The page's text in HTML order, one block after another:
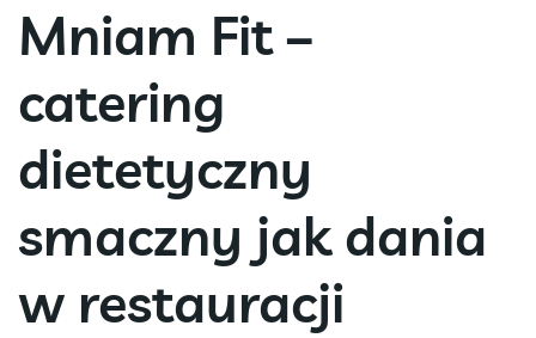
Mniam Fit –
catering
dietetyczny
smaczny jak dania
w restauracji